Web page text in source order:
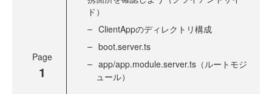
Page
1
ド）
ClientAppのディレクトリ構成
boot.server.ts
app/app.module.server.ts（ルートモジ
ュール）